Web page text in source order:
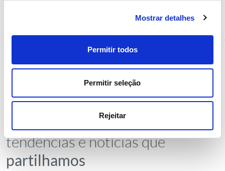
Mostrar detalhes
Permitir todos
Permitir seleção
Rejeitar
Receba todos os detalhes da
tendências e notícias que
partilhamos